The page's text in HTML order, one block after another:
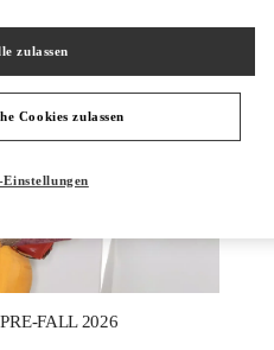
FALL 2026
Cookies zulassen
zulassen
Einstellungen